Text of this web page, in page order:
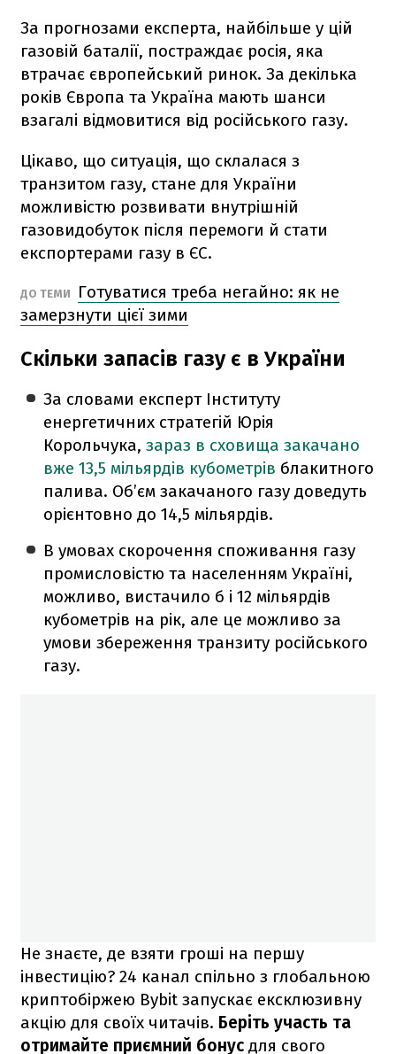
За прогнозами експерта, найбільше у цій
газовій баталії, постраждає росія, яка
втрачає європейський ринок. За декілька
років Європа та Україна мають шанси
взагалі відмовитися від російського газу.
Цікаво, що ситуація, що склалася з
транзитом газу, стане для України
можливістю розвивати внутрішній
газовидобуток після перемоги й стати
експортерами газу в ЄС.
ДО ТЕМИ
Готуватися треба негайно: як не
замерзнути цієї зими
Скільки запасів газу є в України
За словами експерт Інституту
енергетичних стратегій Юрія
Корольчука,зараз в сховища закачано
вже 13,5 мільярдів кубометрів блакитного
палива. Об’єм закачаного газу доведуть
орієнтовно до 14,5 мільярдів.
В умовах скорочення споживання газу
промисловістю та населенням Україні,
можливо, вистачило б і 12 мільярдів
кубометрів на рік, але це можливо за
умови збереження транзиту російського
газу.
Не знаєте, де взяти гроші на першу
інвестицію? 24 канал спільно з глобальною
криптобіржею Bybit запускає ексклюзивну
акцію для своїх читачів. Беріть участь та
отримайте приємний бонус для свого